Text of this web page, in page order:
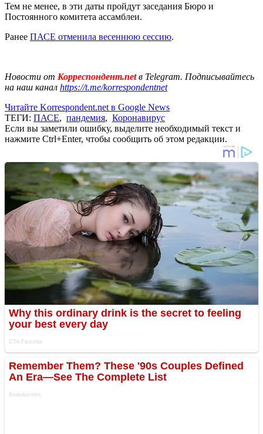
Тем не менее, в эти даты пройдут заседания Бюро и
Постоянного комитета ассамблеи.
Ранее ПАСЕ отменила весеннюю сессию.
Новости от Корреспондент.netв Telegram. Подписывайтесь
на наш канал https://t.me/korrespondentnet
Читайте Korrespondent.net в Google News
ТЕГИ: ПАСЕ, пандемия, Коронавирус
Если вы заметили ошибку, выделите необходимый текст и
нажмите Ctrl+Enter, чтобы сообщить об этом редакции.